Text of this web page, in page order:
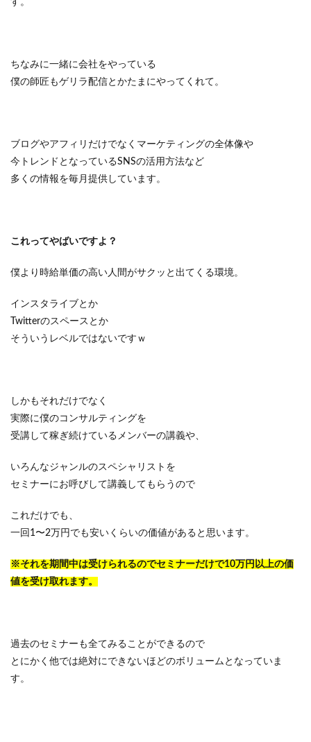
ちなみに一緒に会社をやっている
僕の師匠もゲリラ配信とかたまにやってくれて。
ブログやアフィリだけでなくマーケティングの全体像や
今トレンドとなっているSNSの活用方法など
多くの情報を毎月提供しています。
これってやばいですよ？
僕より時給単価の高い人間がサクッと出てくる環境。
インスタライブとか
Twitterのスペースとか
そういうレベルではないですｗ
しかもそれだけでなく
実際に僕のコンサルティングを
受講して稼ぎ続けているメンバーの講義や、
いろんなジャンルのスペシャリストを
セミナーにお呼びして講義してもらうので
これだけでも、
一回1〜2万円でも安いくらいの価値があると思います。
※それを期間中は受けられるのでセミナーだけで10万円以上の価
値を受け取れます。
過去のセミナーも全てみることができるので
とにかく他では絶対にできないほどのボリュームとなっていま
す。